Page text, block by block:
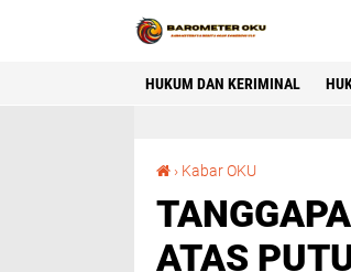
HUKUM DAN KERIMINAL
› Kabar OKU
ATAS